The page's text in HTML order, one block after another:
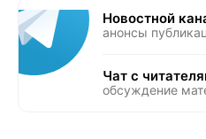
Новостной
анонсы
Чат с
обсуждение